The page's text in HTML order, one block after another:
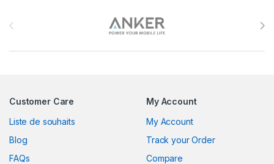
Customer Care
Liste de souhaits
Blog
FAQs
My Account
My Account
Track your Order
Compare